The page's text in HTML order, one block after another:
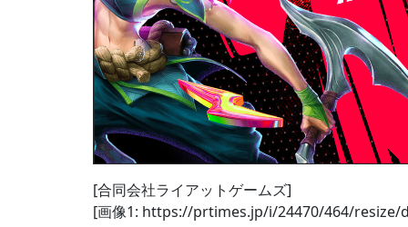
[合同会社ライアットゲームズ]
[画像1: https://prtimes.jp/i/24470/464/resize/